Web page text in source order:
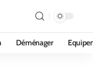
Déménager